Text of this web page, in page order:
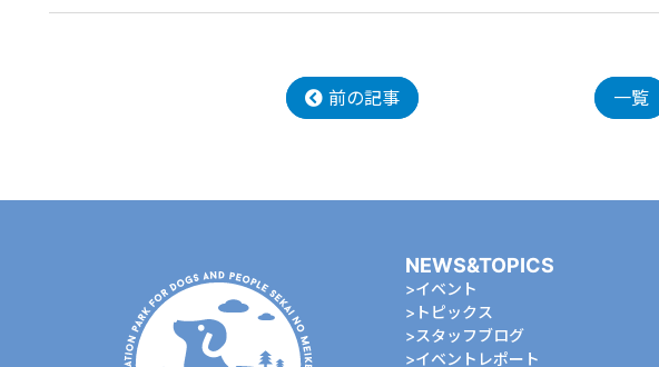
前の記事 一覧
NEWS&TOPICS
イベント
トピックス
スタッフブログ
イベントレポート